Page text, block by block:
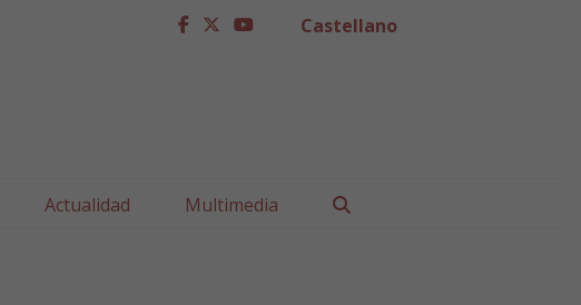
facebook
twitter
youtubeCastellano
Actualidad Multimedia